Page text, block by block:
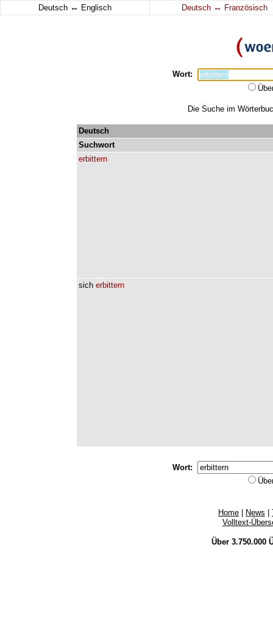
Deutsch ↔ Englisch Deutsch ↔ Französisch
Wort:
Die Suche im
Deutsch
Suchwort
erbittern
sich erbittern
Wort:
Home News
Volltext-
Über 3.750.000